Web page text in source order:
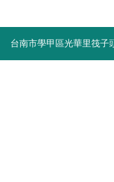
台南市學甲區光華里筏子